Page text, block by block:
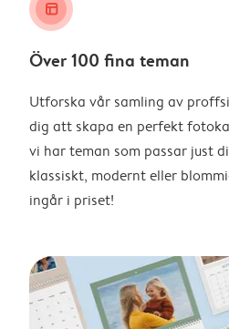
layout_alt
Över 100 fina teman
Utforska vår samling av
dig att skapa en perfekt
vi har teman som passar just
klassiskt, modernt eller
ingår i priset!